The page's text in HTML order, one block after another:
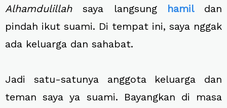
Alhamdulillahsaya langsung hamil dan
pindah ikut suami. Di tempat ini, saya nggak
ada keluarga dan sahabat.
Jadi satu-satunya anggota keluarga dan
teman saya ya suami. Bayangkan di masa